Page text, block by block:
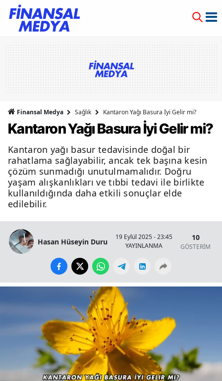
Finansal Medya Sağlık Kantaron Yağı Basura İyi Gelir mi?
Kantaron Yağı Basura İyi Gelir mi?
Kantaron yağı basur tedavisinde doğal bir
rahatlama sağlayabilir, ancak tek başına kesin
çözüm sunmadığı unutulmamalıdır. Doğru
yaşam alışkanlıkları ve tıbbi tedavi ile birlikte
kullanıldığında daha etkili sonuçlar elde
edilebilir.
Hasan Hüseyin Duru
19 Eylül 2025 - 23:45
YAYINLANMA
10
GÖSTERİM